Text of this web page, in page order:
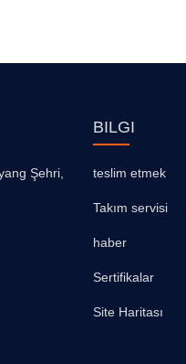
Şehri,
BILGI
teslim etmek
Takım servisi
haber
Sertifikalar
Site Haritası